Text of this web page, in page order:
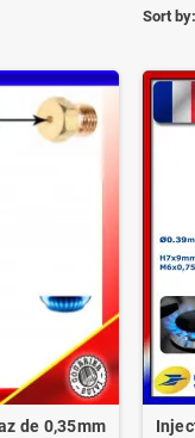
Sort by:
de 0,35mm